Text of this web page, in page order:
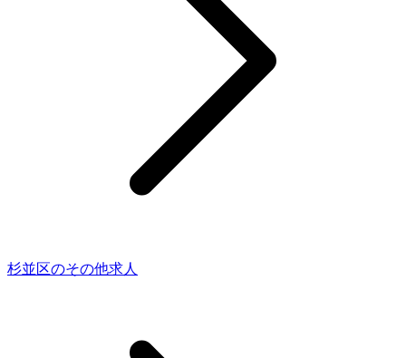
杉並区のその他求人